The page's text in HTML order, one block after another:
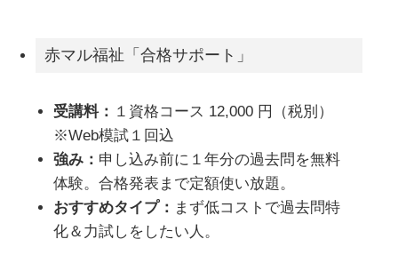
赤マル福祉「合格サポート」
受講料： １資格コース 12,000 円（税別）
※Web模試１回込
強み： 申し込み前に１年分の過去問を無料
体験。合格発表まで定額使い放題。
おすすめタイプ： まず低コストで過去問特
化＆力試しをしたい人。